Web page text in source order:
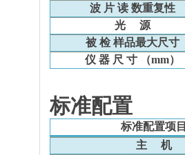
波 片 读 数重复性
光
源
被 检 样品最大尺寸
仪 器 尺 寸 （mm）
标准配置
标准配置项
主
机